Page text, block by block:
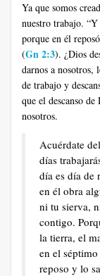
Ya que somos
nuestro trabajo.
porque en él
(Gn 2:3). ¿Dios
darnos a nosotros,
de trabajo y
que el descanso
nosotros.
Acuérdate
días
día es día de
en él obra
ni tu sierva,
contigo.
la tierra, el
en el
reposo y lo